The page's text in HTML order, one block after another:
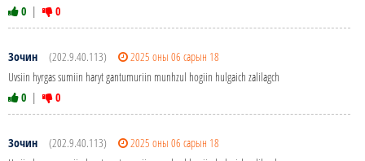
0 | 0
Зочин (202.9.40.113)
2025 оны 06 сарын 18
Uvsiin hyrgas sumiin haryt gantumuriin munhzul hogiin hulgaich zalilagch
0 | 0
Зочин (202.9.40.113)
2025 оны 06 сарын 18